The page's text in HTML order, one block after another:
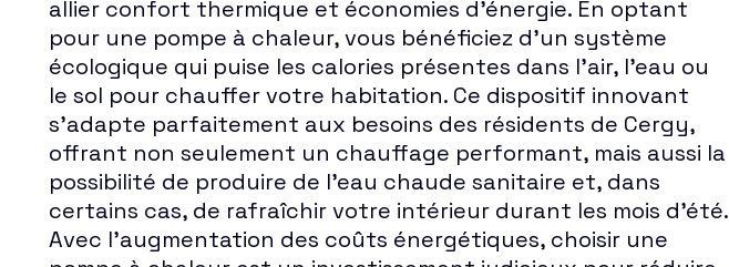
allier confort thermique et économies d'énergie. En optant
pour une pompe à chaleur, vous bénéficiez d'un système
écologique qui puise les calories présentes dans l'air, l'eau ou
le sol pour chauffer votre habitation. Ce dispositif innovant
s'adapte parfaitement aux besoins des résidents de Cergy,
offrant non seulement un chauffage performant, mais aussi la
possibilité de produire de l'eau chaude sanitaire et, dans
certains cas, de rafraîchir votre intérieur durant les mois d'été.
Avec l'augmentation des coûts énergétiques, choisir une